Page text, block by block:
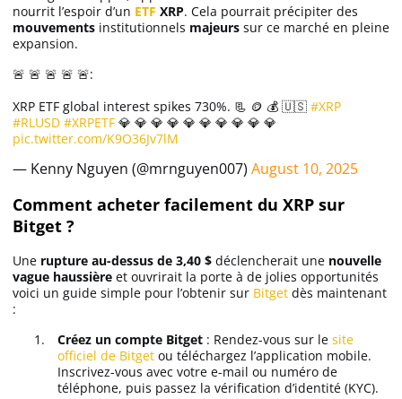
nourrit l’espoir d’un ETF XRP. Cela pourrait précipiter des
mouvements institutionnels majeurs sur ce marché en pleine
expansion.
🚨 🚨 🚨 🚨 🚨:
XRP ETF global interest spikes 730%. 📃 🪙 💰 🇺🇸 #XRP
#RLUSD #XRPETF 💎 💎 💎 💎 💎 💎 💎 💎 💎 💎
pic.twitter.com/K9O36Jv7lM
— Kenny Nguyen (@mrnguyen007) August 10, 2025
Comment acheter facilement du XRP sur
Bitget ?
Une rupture au-dessus de 3,40 $ déclencherait une nouvelle
vague haussière et ouvrirait la porte à de jolies opportunités
voici un guide simple pour l’obtenir sur Bitget dès maintenant
:
Créez un compte Bitget : Rendez-vous sur le site
officiel de Bitget ou téléchargez l’application mobile.
Inscrivez-vous avec votre e-mail ou numéro de
téléphone, puis passez la vérification d’identité (KYC).